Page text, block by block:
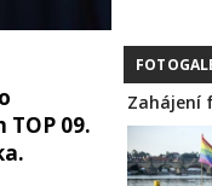
09.
Zahájení